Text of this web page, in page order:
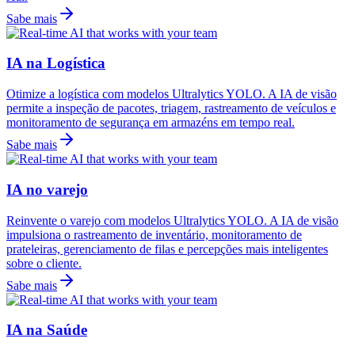
Sabe mais
IA na Logística
Otimize a logística com modelos Ultralytics YOLO. A IA de visão
permite a inspeção de pacotes, triagem, rastreamento de veículos e
monitoramento de segurança em armazéns em tempo real.
Sabe mais
IA no varejo
Reinvente o varejo com modelos Ultralytics YOLO. A IA de visão
impulsiona o rastreamento de inventário, monitoramento de
prateleiras, gerenciamento de filas e percepções mais inteligentes
sobre o cliente.
Sabe mais
IA na Saúde